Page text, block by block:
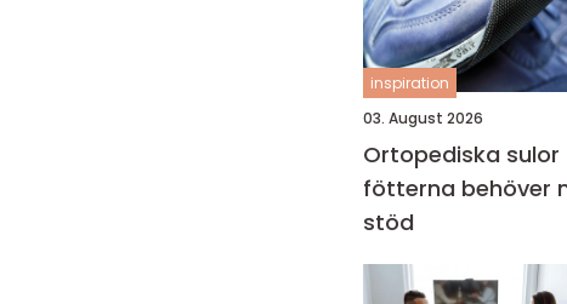
inspiration
03. August 2026
Ortopediska sulor när
fötterna behöver
stöd